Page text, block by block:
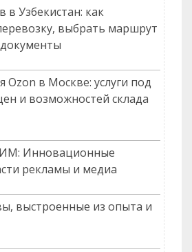
в Узбекистан: как
выбрать маршрут
Ozon в Москве: услуги под
и возможностей склада
Инновационные
рекламы и медиа
выстроенные из опыта и